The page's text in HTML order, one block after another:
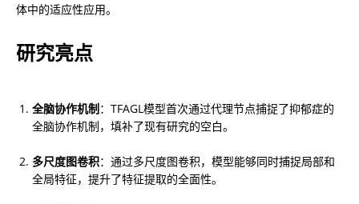
体中的适应性应用。
研究亮点
全脑协作机制：TFAGL模型首次通过代理节点捕捉了抑郁症的
全脑协作机制，填补了现有研究的空白。
多尺度图卷积：通过多尺度图卷积，模型能够同时捕捉局部和
全局特征，提升了特征提取的全面性。